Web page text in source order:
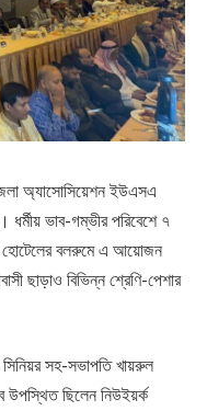
অ্যাসোসিয়েশন ইউএসএ
ভাব-গম্ভীর পরিবেশে ৭
হোটেলের বলরুমে এ আয়োজন
ছাড়াও বিভিন্ন শ্রেণি-পেশার
সহ-সভাপতি খায়রুল
উপস্থিত ছিলেন নিউইয়র্ক